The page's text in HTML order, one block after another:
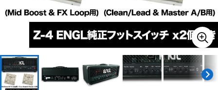
アンプ エフェクター
DJ機器 DTM
DTM オンライン納品